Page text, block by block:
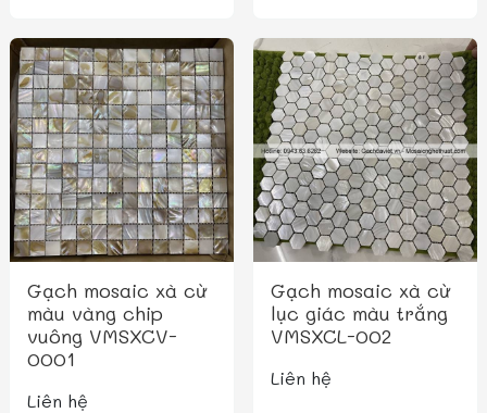
Gạch mosaic xà cừ
màu vàng chip
vuông VMSXCV-
0001
Liên hệ
Gạch mosaic xà cừ
lục giác màu trắng
VMSXCL-002
Liên hệ